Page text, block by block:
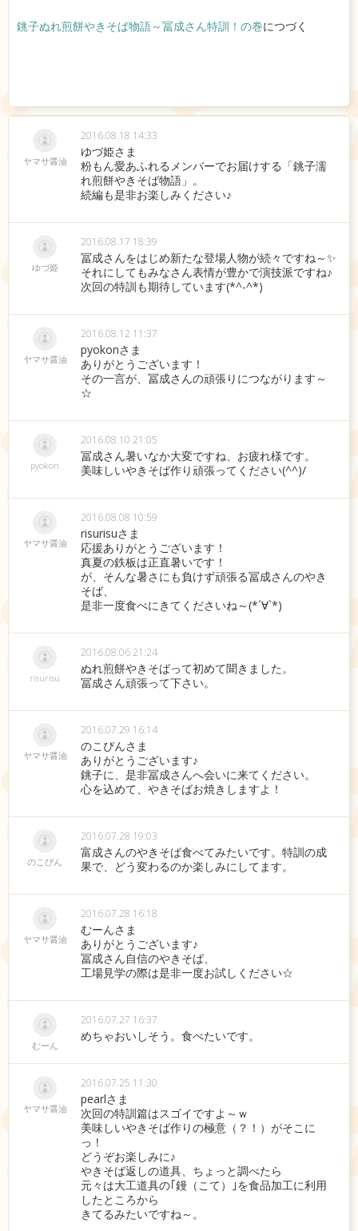
銚子ぬれ煎餅やきそば物語～冨成さん特訓！の巻につづく
ヤマサ醤油
2016.08.18 14:33
ゆづ姫さま
粉もん愛あふれるメンバーでお届けする「銚子濡
れ煎餅やきそば物語」。
続編も是非お楽しみください♪
ゆづ姫
2016.08.17 18:39
冨成さんをはじめ新たな登場人物が続々ですね～✨
それにしてもみなさん表情が豊かで演技派ですね♪
次回の特訓も期待しています(*^-^*)
ヤマサ醤油
2016.08.12 11:37
pyokonさま
ありがとうございます！
その一言が、冨成さんの頑張りにつながります～
☆
pyokon
2016.08.10 21:05
冨成さん暑いなか大変ですね、お疲れ様です。
美味しいやきそば作り頑張ってください(^^)/
ヤマサ醤油
2016.08.08 10:59
risurisuさま
応援ありがとうございます！
真夏の鉄板は正直暑いです！
が、そんな暑さにも負けず頑張る冨成さんのやき
そば、
是非一度食べにきてくださいね～(*´∀`*)
risurisu
2016.08.06 21:24
ぬれ煎餅やきそばって初めて聞きました。
冨成さん頑張って下さい。
ヤマサ醤油
2016.07.29 16:14
のこぴんさま
ありがとうございます♪
銚子に、是非冨成さんへ会いに来てください。
心を込めて、やきそばお焼きしますよ！
のこぴん
2016.07.28 19:03
富成さんのやきそば食べてみたいです。特訓の成
果で、どう変わるのか楽しみにしてます。
ヤマサ醤油
2016.07.28 16:18
むーんさま
ありがとうございます♪
冨成さん自信のやきそば、
工場見学の際は是非一度お試しください☆
むーん
2016.07.27 16:37
めちゃおいしそう。食べたいです。
ヤマサ醤油
2016.07.25 11:30
pearlさま
次回の特訓篇はスゴイですよ～ｗ
美味しいやきそば作りの極意（？！）がそこに
っ！
どうぞお楽しみに♪
やきそば返しの道具、ちょっと調べたら
元々は大工道具の｢鏝（こて）｣を食品加工に利用
したところから
きてるみたいですね～。